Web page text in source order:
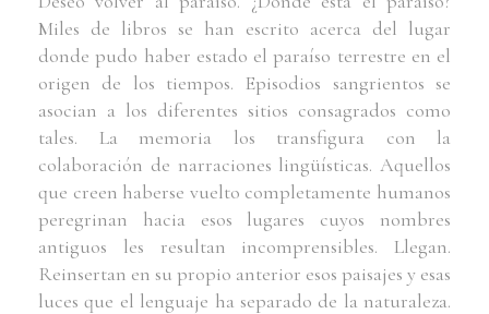
Miles de libros se han escrito acerca del lugar
donde pudo haber estado el paraíso terrestre en el
origen de los tiempos. Episodios sangrientos se
asocian a los diferentes sitios consagrados como
tales. La memoria los transfigura con la
colaboración de narraciones lingüísticas. Aquellos
que creen haberse vuelto completamente humanos
peregrinan hacia esos lugares cuyos nombres
antiguos les resultan incomprensibles. Llegan.
Reinsertan en su propio anterior esos paisajes y esas
luces que el lenguaje ha separado de la naturaleza.